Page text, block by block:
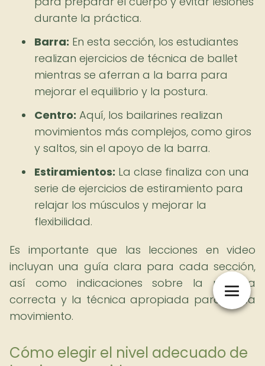
durante la práctica.
Barra: En esta sección, los estudiantes
realizan ejercicios de técnica de ballet
mientras se aferran a la barra para
mejorar el equilibrio y la postura.
Centro: Aquí, los bailarines realizan
movimientos más complejos, como giros
y saltos, sin el apoyo de la barra.
Estiramientos: La clase finaliza con una
serie de ejercicios de estiramiento para
relajar los músculos y mejorar la
flexibilidad.
Es importante que las lecciones en video
incluyan una guía clara para cada sección,
así como indicaciones sobre la postura
correcta y la técnica apropiada para cada
movimiento.
Cómo elegir el nivel adecuado de